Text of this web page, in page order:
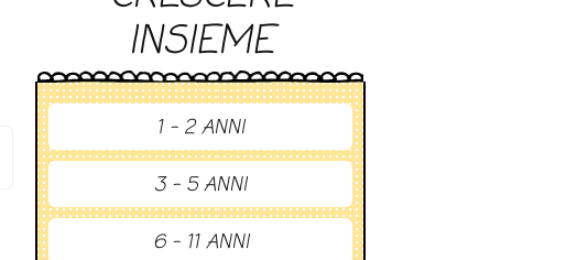
INSIEME
1 - 2 ANNI
3 - 5 ANNI
6 - 11 ANNI